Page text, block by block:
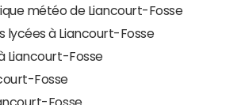
météo de Liancourt-Fosse
lycées à Liancourt-Fosse
Liancourt-Fosse
Fosse
Fosse